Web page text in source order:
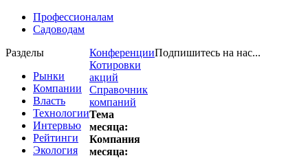
Профессионалам
Садоводам
Разделы
Рынки
Компании
Власть
Технологии
Интервью
Рейтинги
Экология
Конференции
Котировки
акций
Справочник
компаний
Тема
месяца:
Компания
месяца:
Подпишитесь на нас...